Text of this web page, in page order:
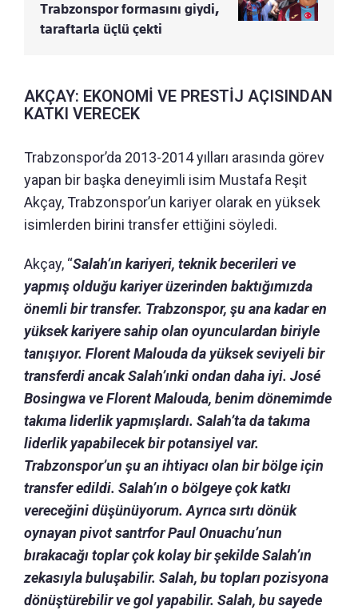
Trabzonspor formasını giydi,
taraftarla üçlü çekti
AKÇAY: EKONOMİ VE PRESTİJ AÇISINDAN
KATKI VERECEK
Trabzonspor’da 2013-2014 yılları arasında görev
yapan bir başka deneyimli isim Mustafa Reşit
Akçay, Trabzonspor’un kariyer olarak en yüksek
isimlerden birini transfer ettiğini söyledi.
Akçay, “Salah’ın kariyeri, teknik becerileri ve
yapmış olduğu kariyer üzerinden baktığımızda
önemli bir transfer. Trabzonspor, şu ana kadar en
yüksek kariyere sahip olan oyunculardan biriyle
tanışıyor. Florent Malouda da yüksek seviyeli bir
transferdi ancak Salah’ınki ondan daha iyi. José
Bosingwa ve Florent Malouda, benim dönemimde
takıma liderlik yapmışlardı. Salah’ta da takıma
liderlik yapabilecek bir potansiyel var.
Trabzonspor’un şu an ihtiyacı olan bir bölge için
transfer edildi. Salah’ın o bölgeye çok katkı
vereceğini düşünüyorum. Ayrıca sırtı dönük
oynayan pivot santrfor Paul Onuachu’nun
bırakacağı toplar çok kolay bir şekilde Salah’ın
zekasıyla buluşabilir. Salah, bu topları pozisyona
dönüştürebilir ve gol yapabilir. Salah, bu sayede